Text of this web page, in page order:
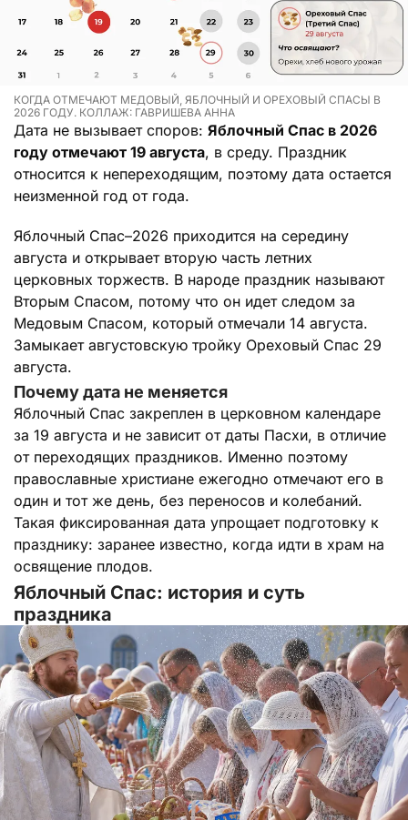
КОГДА ОТМЕЧАЮТ МЕДОВЫЙ, ЯБЛОЧНЫЙ И ОРЕХОВЫЙ СПАСЫ В
2026 ГОДУ. КОЛЛАЖ: ГАВРИШЕВА АННА
Дата не вызывает споров: Яблочный Спас в 2026
году отмечают 19 августа, в среду. Праздник
относится к непереходящим, поэтому дата остается
неизменной год от года.
Яблочный Спас–2026 приходится на середину
августа и открывает вторую часть летних
церковных торжеств. В народе праздник называют
Вторым Спасом, потому что он идет следом за
Медовым Спасом, который отмечали 14 августа.
Замыкает августовскую тройку Ореховый Спас 29
августа.
Почему дата не меняется
Яблочный Спас закреплен в церковном календаре
за 19 августа и не зависит от даты Пасхи, в отличие
от переходящих праздников. Именно поэтому
православные христиане ежегодно отмечают его в
один и тот же день, без переносов и колебаний.
Такая фиксированная дата упрощает подготовку к
празднику: заранее известно, когда идти в храм на
освящение плодов.
Яблочный Спас: история и суть
праздника